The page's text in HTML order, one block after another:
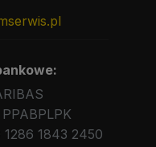
1286 1843 2450